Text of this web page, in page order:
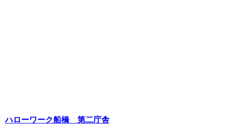
ハローワーク船橋 第二庁舎